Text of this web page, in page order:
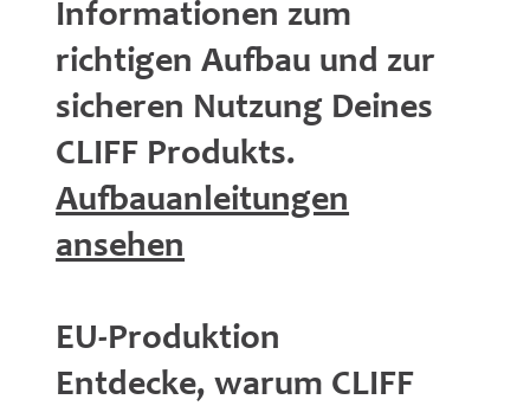
Informationen zum
richtigen Aufbau und zur
sicheren Nutzung Deines
CLIFF Produkts.
Aufbauanleitungen
ansehen
EU-Produktion
Entdecke, warum CLIFF